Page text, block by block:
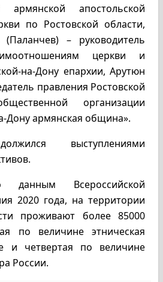
апостольской
по Ростовской области,
– руководитель
церкви и
на-Дону епархии, Арутюн
правления Ростовской
организации
Дону армянская община».
выступлениями
Всероссийской
2020 года, на территории
проживают более 85000
по величине этническая
и четвертая по величине
России.